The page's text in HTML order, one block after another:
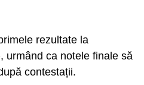
rezultate la
urmând ca notele finale să
contestații.